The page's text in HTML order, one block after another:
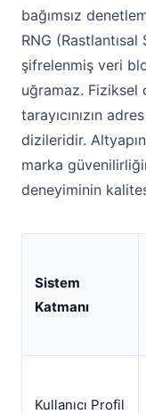
bağımsız
RNG
şifrelenmiş veri
uğramaz. Fiziksel
tarayıcınızın
dizileridir.
marka
deneyiminin
Sistem
Katmanı
Kullanıcı Profil